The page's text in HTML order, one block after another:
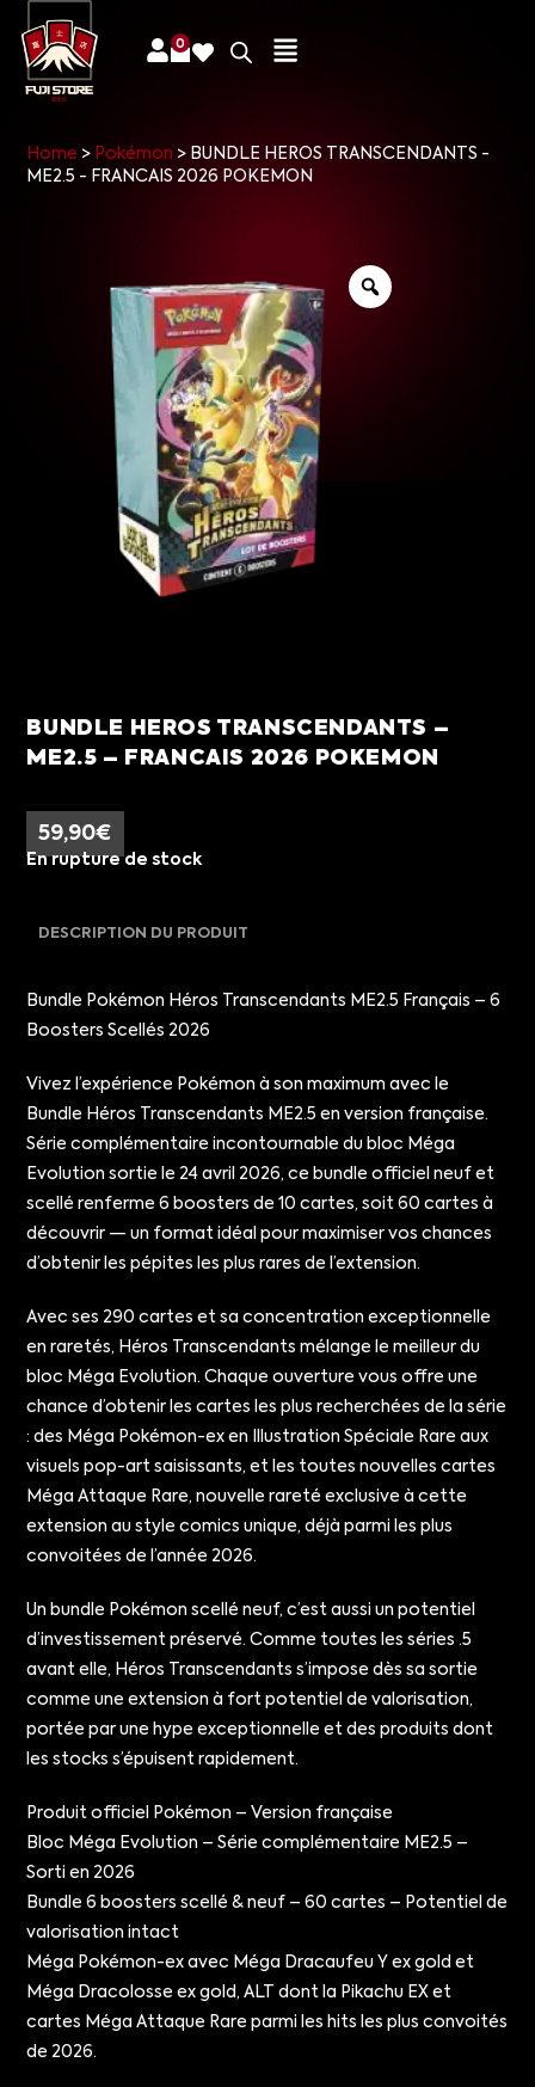
0
Home > Pokémon > BUNDLE HEROS TRANSCENDANTS -
ME2.5 - FRANCAIS 2026 POKEMON
BUNDLE HEROS TRANSCENDANTS –
ME2.5 – FRANCAIS 2026 POKEMON
59,90€
En rupture de stock
DESCRIPTION DU PRODUIT
Bundle Pokémon Héros Transcendants ME2.5 Français – 6
Boosters Scellés 2026
Vivez l’expérience Pokémon à son maximum avec le
Bundle Héros Transcendants ME2.5 en version française.
Série complémentaire incontournable du bloc Méga
Evolution sortie le 24 avril 2026, ce bundle officiel neuf et
scellé renferme 6 boosters de 10 cartes, soit 60 cartes à
découvrir — un format idéal pour maximiser vos chances
d’obtenir les pépites les plus rares de l’extension.
Avec ses 290 cartes et sa concentration exceptionnelle
en raretés, Héros Transcendants mélange le meilleur du
bloc Méga Evolution. Chaque ouverture vous offre une
chance d’obtenir les cartes les plus recherchées de la série
: des Méga Pokémon-ex en Illustration Spéciale Rare aux
visuels pop-art saisissants, et les toutes nouvelles cartes
Méga Attaque Rare, nouvelle rareté exclusive à cette
extension au style comics unique, déjà parmi les plus
convoitées de l’année 2026.
Un bundle Pokémon scellé neuf, c’est aussi un potentiel
d’investissement préservé. Comme toutes les séries .5
avant elle, Héros Transcendants s’impose dès sa sortie
comme une extension à fort potentiel de valorisation,
portée par une hype exceptionnelle et des produits dont
les stocks s’épuisent rapidement.
Produit officiel Pokémon – Version française
Bloc Méga Evolution – Série complémentaire ME2.5 –
Sorti en 2026
Bundle 6 boosters scellé & neuf – 60 cartes – Potentiel de
valorisation intact
Méga Pokémon-ex avec Méga Dracaufeu Y ex gold et
Méga Dracolosse ex gold, ALT dont la Pikachu EX et
cartes Méga Attaque Rare parmi les hits les plus convoités
de 2026.